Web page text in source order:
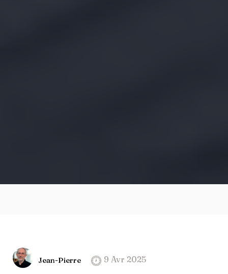
Jean-Pierre 9 Avr 2025